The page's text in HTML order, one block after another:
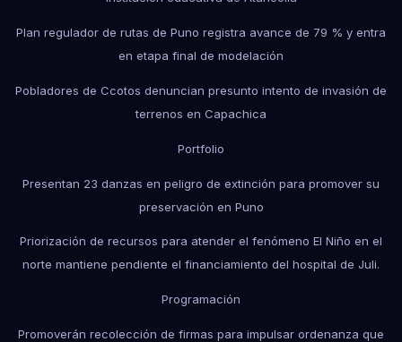
Plan regulador de rutas de Puno registra avance de 79 % y entra
en etapa final de modelación
Pobladores de Ccotos denuncian presunto intento de invasión de
terrenos en Capachica
Portfolio
Presentan 23 danzas en peligro de extinción para promover su
preservación en Puno
Priorización de recursos para atender el fenómeno El Niño en el
norte mantiene pendiente el financiamiento del hospital de Juli.
Programación
Promoverán recolección de firmas para impulsar ordenanza que